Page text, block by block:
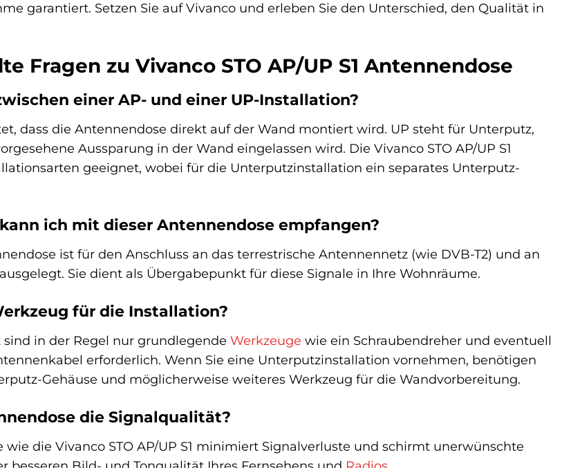
garantiert. Setzen Sie auf Vivanco und erleben Sie den Unterschied, den Qualität in
Fragen zu Vivanco STO AP/UP S1 Antennendose
einer AP- und einer UP-Installation?
dass die Antennendose direkt auf der Wand montiert wird. UP steht für Unterputz,
Aussparung in der Wand eingelassen wird. Die Vivanco STO AP/UP S1
geeignet, wobei für die Unterputzinstallation ein separates Unterputz-
ich mit dieser Antennendose empfangen?
ist für den Anschluss an das terrestrische Antennennetz (wie DVB-T2) und an
Sie dient als Übergabepunkt für diese Signale in Ihre Wohnräume.
für die Installation?
in der Regel nur grundlegende Werkzeuge wie ein Schraubendreher und eventuell
erforderlich. Wenn Sie eine Unterputzinstallation vornehmen, benötigen
Gehäuse und möglicherweise weiteres Werkzeug für die Wandvorbereitung.
die Signalqualität?
die Vivanco STO AP/UP S1 minimiert Signalverluste und schirmt unerwünschte